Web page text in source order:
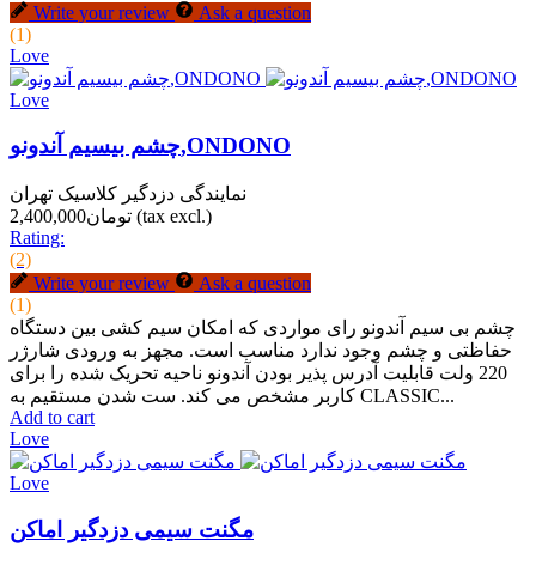
Write your review
Ask a question
(1)
Love
Love
چشم بیسیم آندونو,ONDONO
نمایندگی دزدگیر کلاسیک تهران
تومان2,400,000 (tax excl.)
Rating:
(2)
Write your review
Ask a question
(1)
چشم بی سیم آندونو رای مواردی که امکان سیم کشی بین دستگاه
حفاظتی و چشم وجود ندارد مناسب است. مجهز به ورودی شارژر
220 ولت قابلیت آدرس پذیر بودن آندونو ناحیه تحریک شده را برای
کاربر مشخص می کند. ست شدن مستقیم به CLASSIC...
Add to cart
Love
Love
مگنت سیمی دزدگیر اماکن